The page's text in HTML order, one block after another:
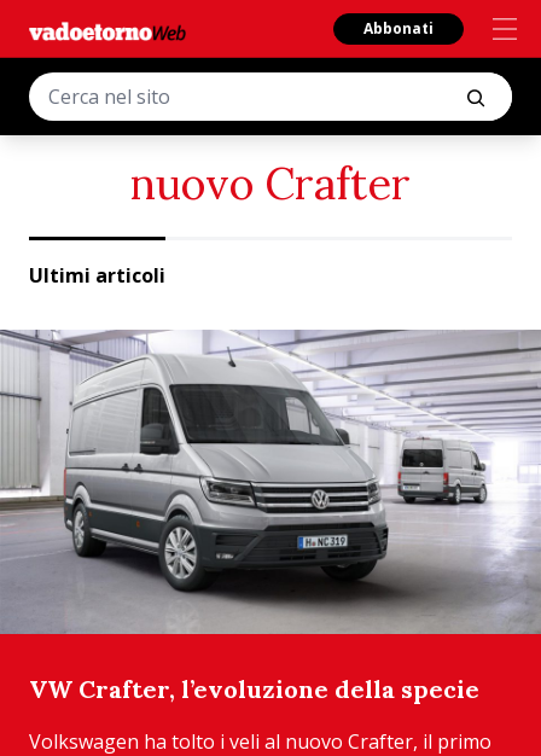
Abbonati
nuovo Crafter
Ultimi articoli
VW Crafter, l’evoluzione della specie
Volkswagen ha tolto i veli al nuovo Crafter, il primo